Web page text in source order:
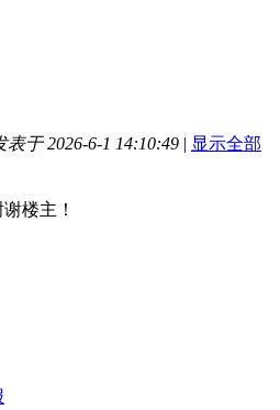
表于 2026-6-1 14:10:49 | 显示全部
楼主！